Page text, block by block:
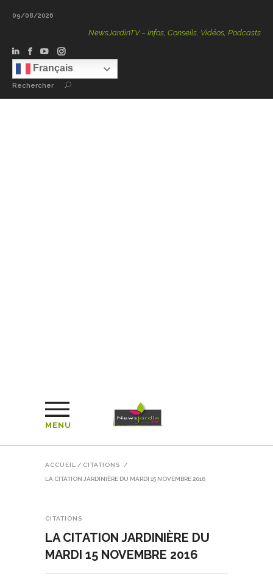
09/08/2026
NewsJardinTV – Infos, Conseils, Vidéos, Podcasts – 100 %
Français
Rechercher
MENU
ACCUEIL / CITATIONS /
LA CITATION JARDINIÈRE DU MARDI 15 NOVEMBRE 2016
CITATIONS
LA CITATION JARDINIÈRE DU
MARDI 15 NOVEMBRE 2016